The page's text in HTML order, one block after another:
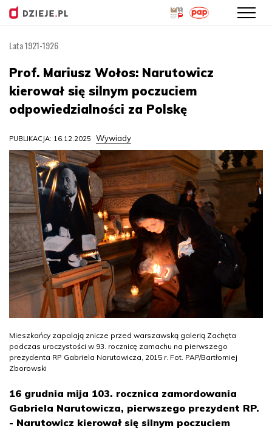
treści
Lata 1921-1926
Prof. Mariusz Wołos: Narutowicz
kierował się silnym poczuciem
odpowiedzialności za Polskę
PUBLIKACJA: 16.12.2025 Wywiady
Mieszkańcy zapalają znicze przed warszawską galerią Zachęta
podczas uroczystości w 93. rocznicę zamachu na pierwszego
prezydenta RP Gabriela Narutowicza, 2015 r. Fot. PAP/Bartłomiej
Zborowski
16 grudnia mija 103. rocznica zamordowania
Gabriela Narutowicza, pierwszego prezydent RP.
- Narutowicz kierował się silnym poczuciem